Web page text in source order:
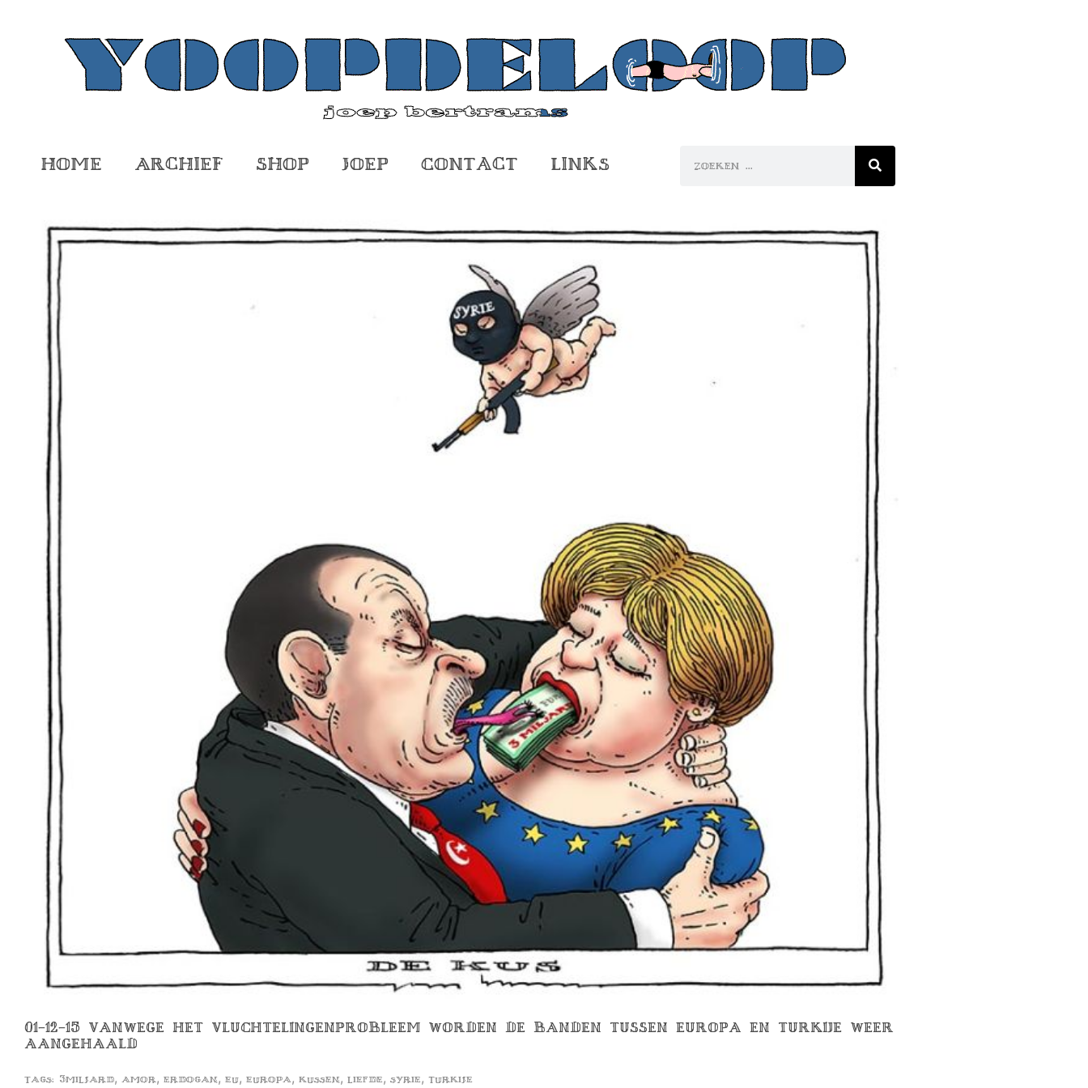
Home Archief Shop Joep Contact Links
01-12-15 VANWEGE HET VLUCHTELINGENPROBLEEM WORDEN DE BANDEN TUSSEN EUROPA EN TURKIJE WEER
AANGEHAALD
Tags: 3miljard, amor, erdogan, eu, europa, kussen, liefde , syrie , turkije